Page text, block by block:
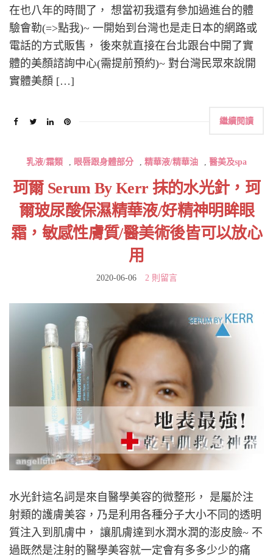
在也八年的時間了， 想當初我還有參加過進台的體
驗會勒(=>點我)~ 一開始到台灣也是走日本的網路或
電話的方式販售， 後來就直接在台北跟台中開了實
體的美顏諮詢中心(需提前預約)~ 對台灣民眾來說開
實體美顏 […]
繼續閱讀
乳液/霜類 , 眼唇跟身體部分 , 精華液/精華油 , 醫美及spa
珂爾 Serum By Kerr 抹的水光針，珂
爾玻尿酸保濕精華液/好精神明眸眼
霜，敏感性膚質/醫美術後皆可以放心
用
2020-06-06 2 則留言
水光針這名詞是來自醫學美容的微整形， 是屬於注
射類的護膚美容，乃是利用各種分子大小不同的透明
質注入到肌膚中， 讓肌膚達到水潤水潤的澎皮臉~ 不
過既然是注射的醫學美容就一定會有多多少少的痛